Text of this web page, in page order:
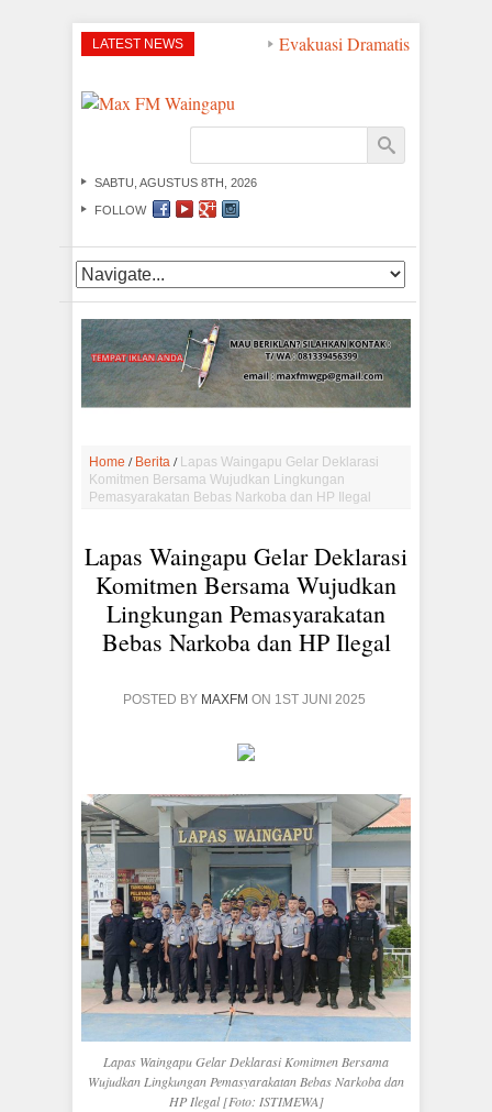
LATEST NEWS Evakuasi Dramatis di Perairan
SABTU, AGUSTUS 8TH, 2026
FOLLOW
Home / Berita / Lapas Waingapu Gelar Deklarasi
Komitmen Bersama Wujudkan Lingkungan
Pemasyarakatan Bebas Narkoba dan HP Ilegal
Lapas Waingapu Gelar Deklarasi
Komitmen Bersama Wujudkan
Lingkungan Pemasyarakatan
Bebas Narkoba dan HP Ilegal
POSTED BY MAXFM ON 1ST JUNI 2025
Lapas Waingapu Gelar Deklarasi Komitmen Bersama
Wujudkan Lingkungan Pemasyarakatan Bebas Narkoba dan
HP Ilegal [Foto: ISTIMEWA]